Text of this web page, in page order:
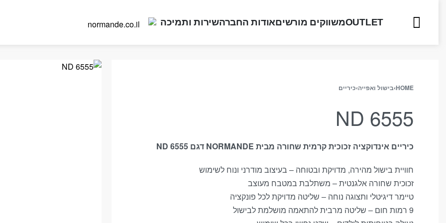
OUTLETמשווקים מורשיםאודות החברהשירות ותמיכה
HOME
›בישול ואפייה›כיריים
ND 6555
כיריים אינדוקציה זכוכית קרמית שחורה מבית NORMANDE דגם ND 6555
חוויית בישול מהירה, מדויקת ובטוחה – בעיצוב מודרני ונוח לשימוש
זכוכית שחורה אלגנטית – משתלבת במטבח מעוצב
טיימר דיגיטלי ותצוגה נוחה – שליטה מדויקת לכל פונקציה
9 רמות חום – שליטה מרבית להתאמה מושלמת לבישול